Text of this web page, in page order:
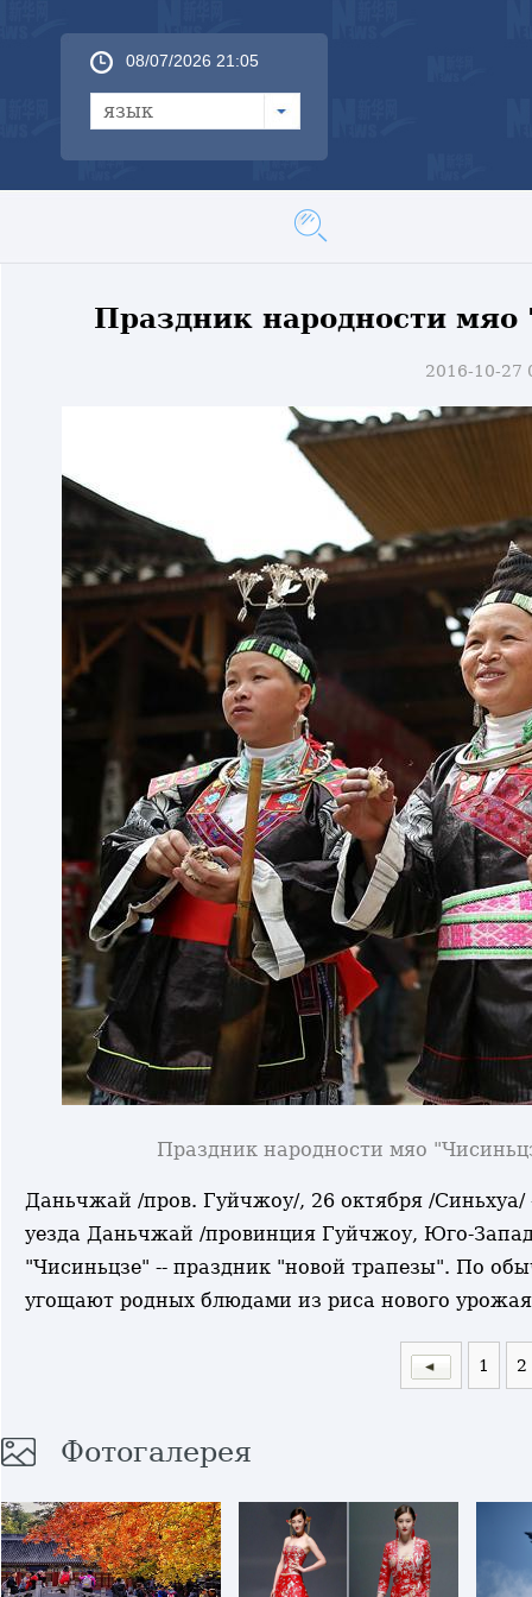
08/07/2026 21:05
язык
Праздник народности
2016-10-27
Праздник народности мяо
Даньчжай /пров. Гуйчжоу/, 26 октября /
уезда Даньчжай /провинция Гуйчжоу, Юго-
"Чисиньцзе" -- праздник "новой трапезы". По
угощают родных блюдами из риса нового
1 2
Фотогалерея